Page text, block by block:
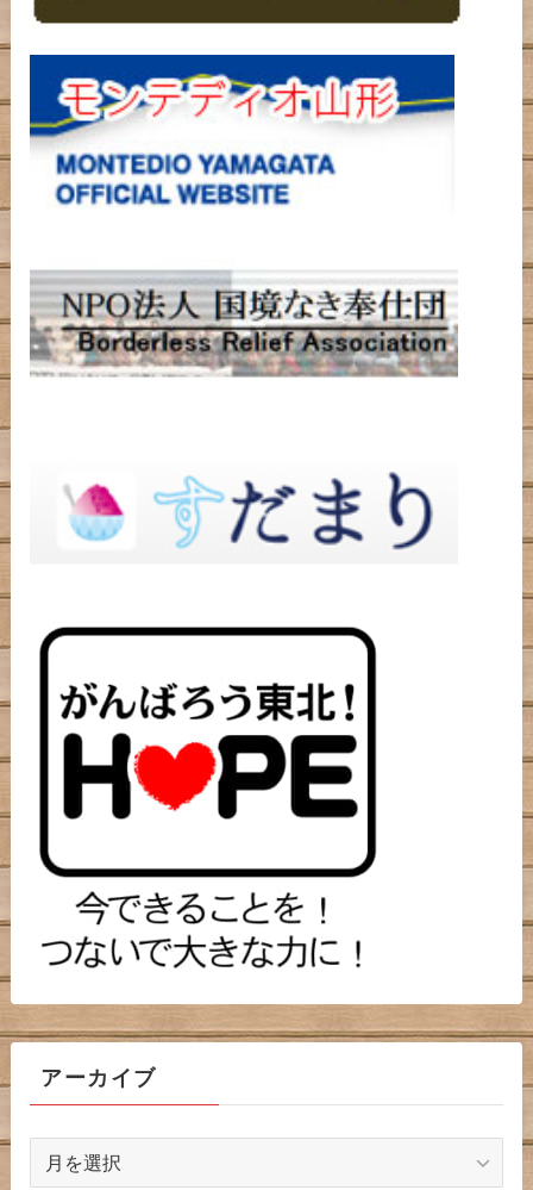
アーカイブ